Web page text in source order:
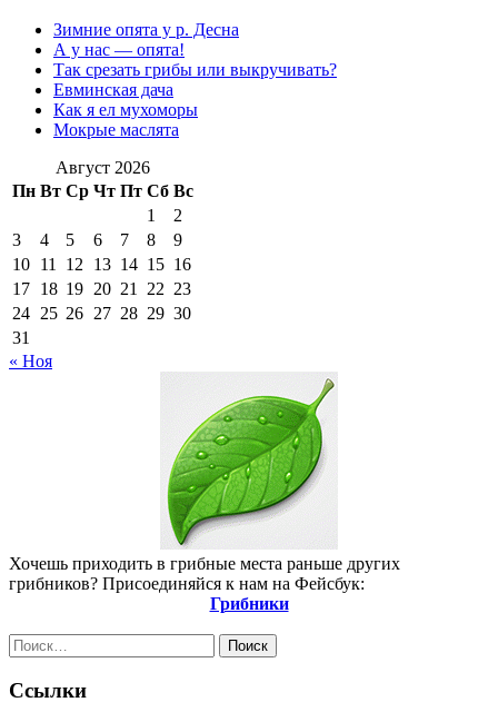
Зимние опята у р. Десна
А у нас — опята!
Так срезать грибы или выкручивать?
Евминская дача
Как я ел мухоморы
Мокрые маслята
Август 2026
Пн Вт Ср Чт Пт Сб Вс
1
2
3
4 5 6 7 8
9
10 11 12 13 14 15 16
17 18 19 20 21 22 23
24 25 26 27 28 29 30
31
« Ноя
Хочешь приходить в грибные места раньше других
грибников? Присоединяйся к нам на Фейсбук:
Грибники
Найти:
Ссылки